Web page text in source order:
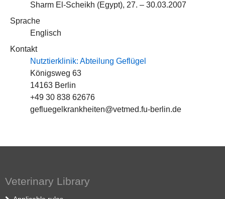
Sharm El-Scheikh (Egypt), 27. – 30.03.2007
Sprache
Englisch
Kontakt
Nutztierklinik: Abteilung Geflügel
Königsweg 63
14163 Berlin
+49 30 838 62676
gefluegelkrankheiten@vetmed.fu-berlin.de
Veterinary Library